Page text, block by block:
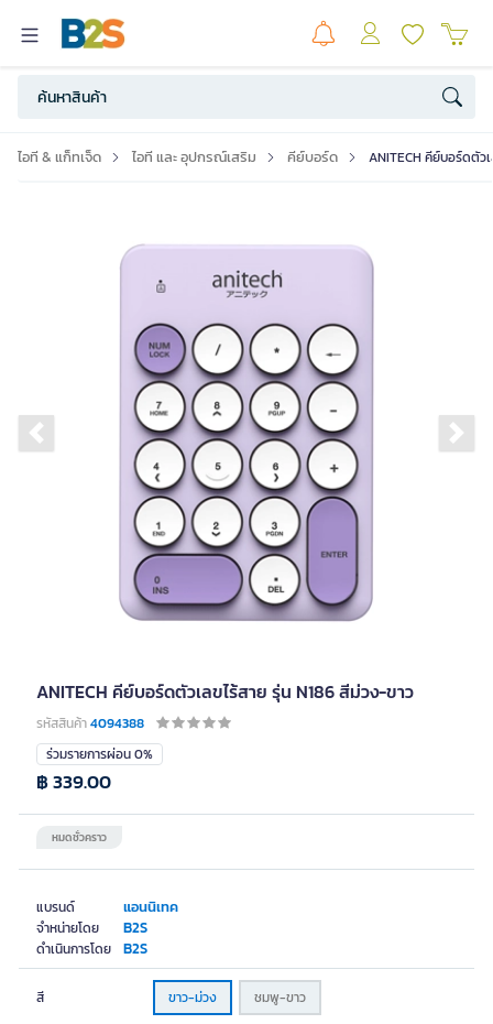
ไอที & แก็ทเจ็ด ไอที และ อุปกรณ์เสริม คีย์บอร์ด ANITECH คีย์บอร์ดตัว
Previous slide
ANITECH คีย์บอร์ดตัวเลขไร้สาย รุ่น N186 สีม่วง-ขาว
รหัสสินค้า4094388
แบรนด์ แอนนิเทค
จำหน่ายโดย B2S
ดำเนินการโดย B2S
ร่วมรายการผ่อน 0%
หมดชั่วคราว
฿ 339.00
สี ขาว-ม่วง ชมพู-ขาว